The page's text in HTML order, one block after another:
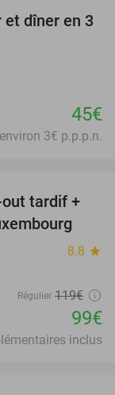
dîner en 3
45€
3€ p.p.p.n.
17%
out tardif +
8.8 star
Régulier 119€
99€
inclus